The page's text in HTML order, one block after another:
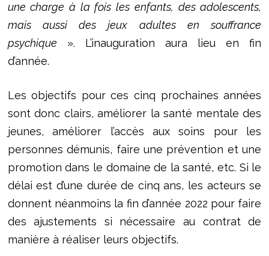
une charge à la fois les enfants, des adolescents,
mais aussi des jeux adultes en souffrance
psychique ». L’inauguration aura lieu en fin
d’année.
Les objectifs pour ces cinq prochaines années
sont donc clairs, améliorer la santé mentale des
jeunes, améliorer l’accès aux soins pour les
personnes démunis, faire une prévention et une
promotion dans le domaine de la santé, etc. Si le
délai est d’une durée de cinq ans, les acteurs se
donnent néanmoins la fin d’année 2022 pour faire
des ajustements si nécessaire au contrat de
manière à réaliser leurs objectifs.